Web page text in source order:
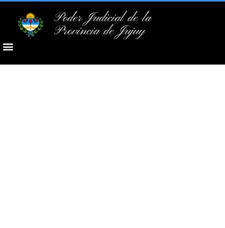
Poder Judicial de la
Provincia de Jujuy